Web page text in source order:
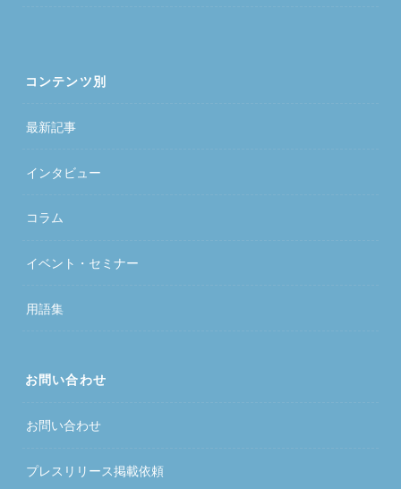
コンテンツ別
最新記事
インタビュー
コラム
イベント・セミナー
用語集
お問い合わせ
お問い合わせ
プレスリリース掲載依頼